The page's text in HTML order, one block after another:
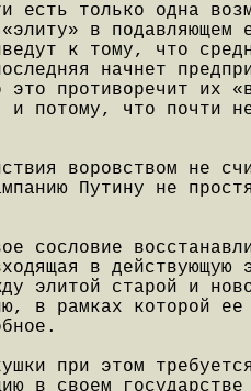
есть только одна
в
к тому, что
начнет
противоречит их
и потому, что почти
воровством не
Путину не
сословие
в
элитой старой и
в рамках которой
при этом
в своем